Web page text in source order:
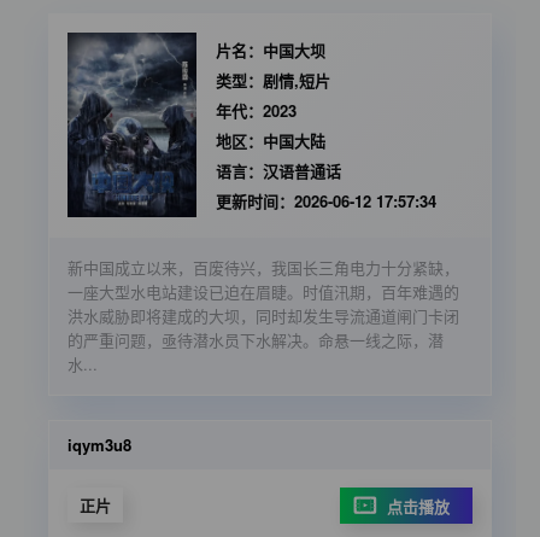
片名： 中国大坝
类型： 剧情,短片
年代： 2023
地区： 中国大陆
语言： 汉语普通话
更新时间： 2026-06-12 17:57:34
新中国成立以来，百废待兴，我国长三角电力十分紧缺，
一座大型水电站建设已迫在眉睫。时值汛期，百年难遇的
洪水威胁即将建成的大坝，同时却发生导流通道闸门卡闭
的严重问题，亟待潜水员下水解决。命悬一线之际，潜
水...
iqym3u8
正片 点击播放